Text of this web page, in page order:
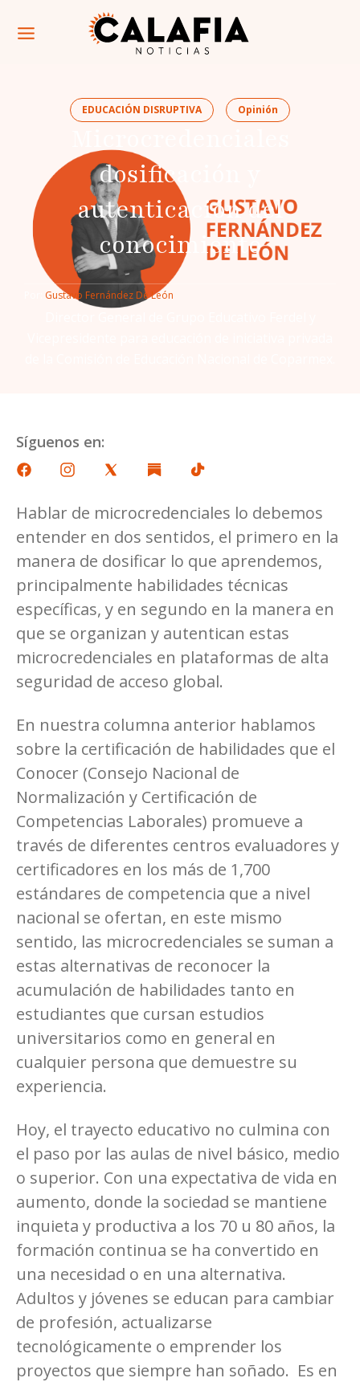
EDUCACIÓN DISRUPTIVA Opinión
dosificación y
autenticación del
conocimiento
Gustavo Fernández De León
Síguenos en:
Hablar de microcredenciales lo debemos
entender en dos sentidos, el primero en la
manera de dosificar lo que aprendemos,
principalmente habilidades técnicas
específicas, y en segundo en la manera en
que se organizan y autentican estas
microcredenciales en plataformas de alta
seguridad de acceso global.
En nuestra columna anterior hablamos
sobre la certificación de habilidades que el
Conocer (Consejo Nacional de
Normalización y Certificación de
Competencias Laborales) promueve a
través de diferentes centros evaluadores y
certificadores en los más de 1,700
estándares de competencia que a nivel
nacional se ofertan, en este mismo
sentido, las microcredenciales se suman a
estas alternativas de reconocer la
acumulación de habilidades tanto en
estudiantes que cursan estudios
universitarios como en general en
cualquier persona que demuestre su
experiencia.
Hoy, el trayecto educativo no culmina con
el paso por las aulas de nivel básico, medio
o superior. Con una expectativa de vida en
aumento, donde la sociedad se mantiene
inquieta y productiva a los 70 u 80 años, la
formación continua se ha convertido en
una necesidad o en una alternativa.
Adultos y jóvenes se educan para cambiar
de profesión, actualizarse
tecnológicamente o emprender los
proyectos que siempre han soñado. Es en